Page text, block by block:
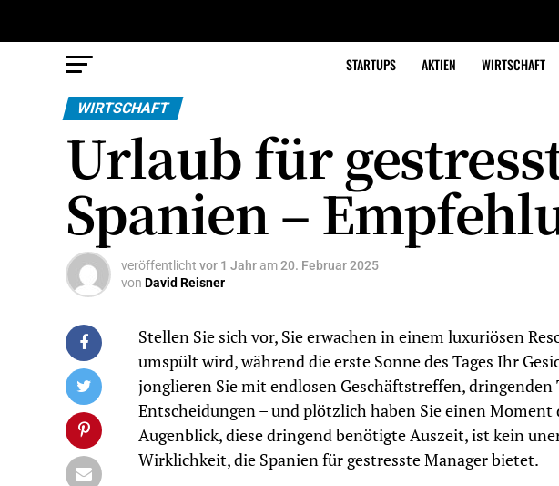
STARTUPS AKTIEN WIRTSCHAFT
WIRTSCHAFT
Urlaub für
Spanien –
veröffentlicht vor 1 Jahr am20. Februar 2025
von David Reisner
Stellen Sie sich vor, Sie erwachen in einem luxuriösen
umspült wird, während die erste Sonne des Tages Ihr
jonglieren Sie mit endlosen Geschäftstreffen,
Entscheidungen – und plötzlich haben Sie einen
Augenblick, diese dringend benötigte Auszeit, ist kein
Wirklichkeit, die Spanien für gestresste Manager bietet.